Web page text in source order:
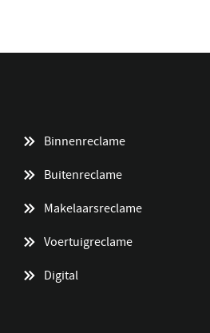
Binnenreclame
Buitenreclame
Makelaarsreclame
Voertuigreclame
Digital